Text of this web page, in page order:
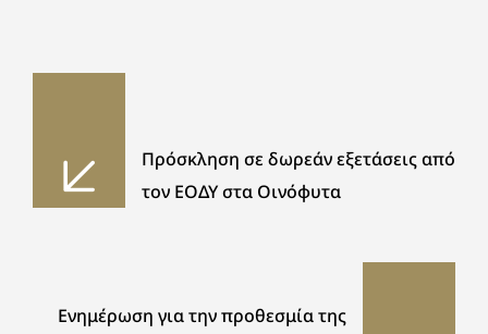
Πρόσκληση σε δωρεάν εξετάσεις από
τον ΕΟΔΥ στα Οινόφυτα
Ενημέρωση για την προθεσμία της